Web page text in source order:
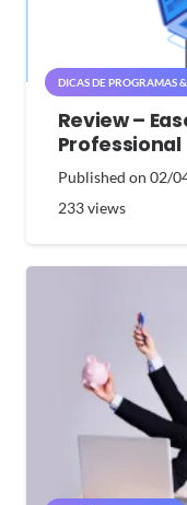
DICAS DE PROGRAMAS &
Review –
Professional
Published on 02/
233views